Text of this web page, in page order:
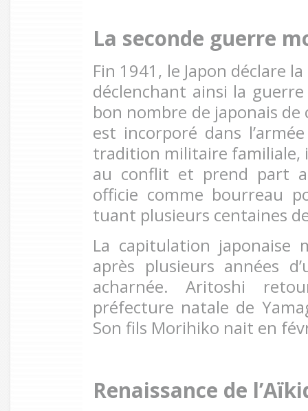
La seconde guerre
Fin 1941, le Japon déclare
déclenchant ainsi la
bon nombre de japonais
est incorporé dans
tradition militaire familiale,
au conflit et prend part
officie comme bourreau
tuant plusieurs centaines
La capitulation japonaise
après plusieurs années
acharnée. Aritoshi
préfecture natale de
Son fils Morihiko nait en
Renaissance de